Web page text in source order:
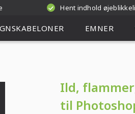
Hent indhold
EMNER
Ild,
til